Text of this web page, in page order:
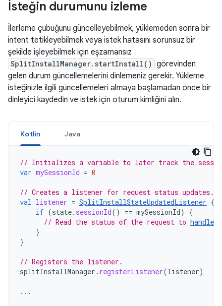
İsteğin durumunu izleme
İlerleme çubuğunu güncelleyebilmek, yüklemeden sonra bir
intent tetikleyebilmek veya istek hatasını sorunsuz bir
şekilde işleyebilmek için eşzamansız
SplitInstallManager.startInstall() görevinden
gelen durum güncellemelerini dinlemeniz gerekir. Yükleme
isteğinizle ilgili güncellemeleri almaya başlamadan önce bir
dinleyici kaydedin ve istek için oturum kimliğini alın.
Kotlin Java
// Initializes a variable to later track the
var mySessionId = 0
// Creates a listener for request status updates.
val listener = SplitInstallStateUpdatedListener {
if (state. sessionId() == mySessionId)
{
// Read the status of the request to handle
}
}
// Registers the listener.
splitInstallManager . registerListener(listener)
...